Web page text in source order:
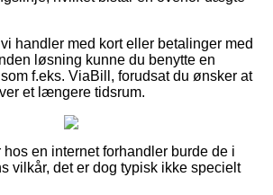
handler med kort eller betalinger med
løsning kunne du benytte en
f.eks. ViaBill, forudsat du ønsker at
et længere tidsrum.
en internet forhandler burde de i
vilkår, det er dog typisk ikke specielt